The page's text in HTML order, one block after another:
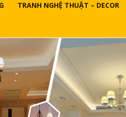
TRANH NGHỆ THUẬT – DECOR